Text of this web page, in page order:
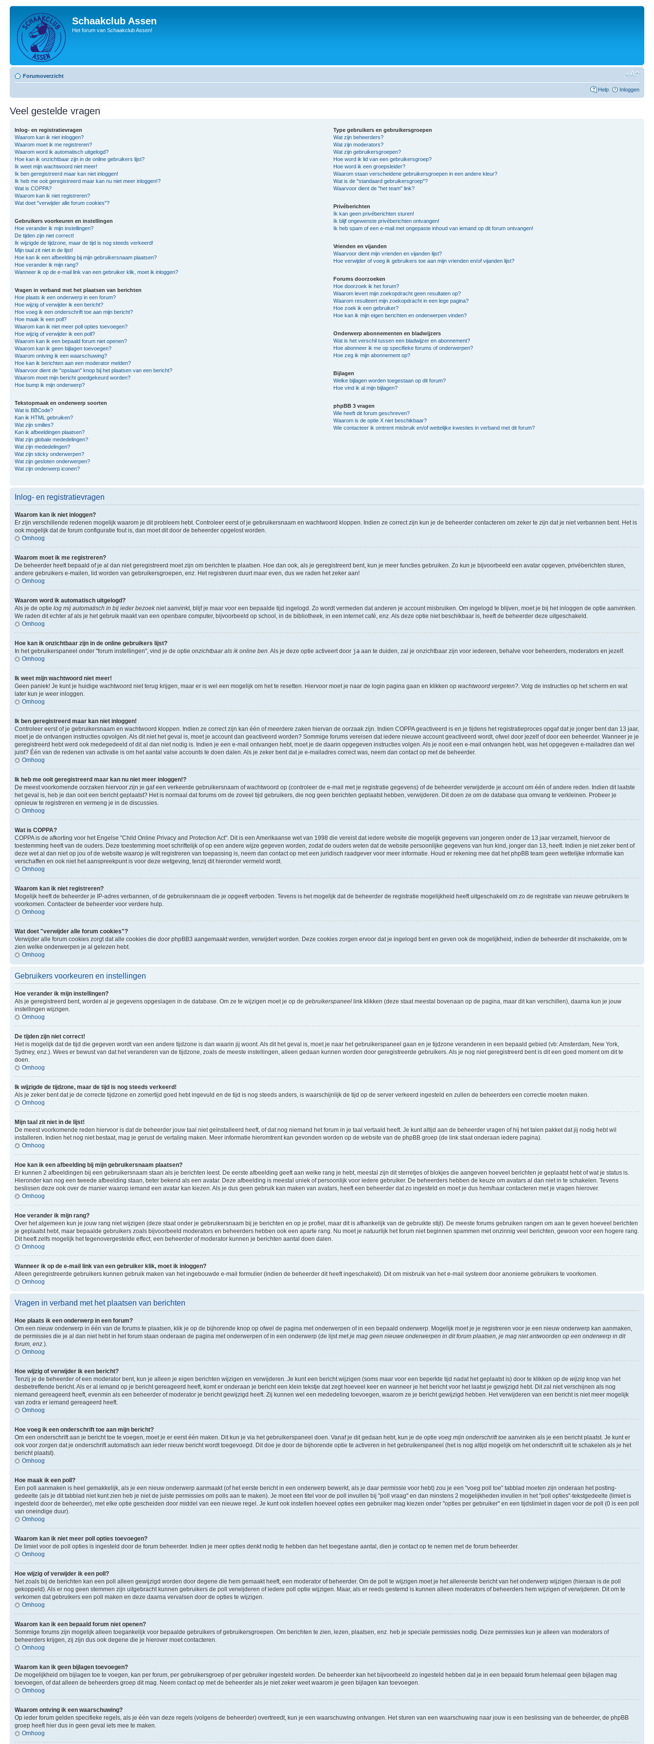
Schaakclub Assen
Het forum van Schaakclub Assen!
Forumoverzicht
Help Inloggen
Veel gestelde vragen
Inlog- en registratievragen
Waarom kan ik niet inloggen?
Waarom moet ik me registreren?
Waarom word ik automatisch uitgelogd?
Hoe kan ik onzichtbaar zijn in de online gebruikers lijst?
Ik weet mijn wachtwoord niet meer!
Ik ben geregistreerd maar kan niet inloggen!
Ik heb me ooit geregistreerd maar kan nu niet meer inloggen!?
Wat is COPPA?
Waarom kan ik niet registreren?
Wat doet "verwijder alle forum cookies"?
Gebruikers voorkeuren en instellingen
Hoe verander ik mijn instellingen?
De tijden zijn niet correct!
Ik wijzigde de tijdzone, maar de tijd is nog steeds verkeerd!
Mijn taal zit niet in de lijst!
Hoe kan ik een afbeelding bij mijn gebruikersnaam plaatsen?
Hoe verander ik mijn rang?
Wanneer ik op de e-mail link van een gebruiker klik, moet ik inloggen?
Vragen in verband met het plaatsen van berichten
Hoe plaats ik een onderwerp in een forum?
Hoe wijzig of verwijder ik een bericht?
Hoe voeg ik een onderschrift toe aan mijn bericht?
Hoe maak ik een poll?
Waarom kan ik niet meer poll opties toevoegen?
Hoe wijzig of verwijder ik een poll?
Waarom kan ik een bepaald forum niet openen?
Waarom kan ik geen bijlagen toevoegen?
Waarom ontving ik een waarschuwing?
Hoe kan ik berichten aan een moderator melden?
Waarvoor dient de "opslaan" knop bij het plaatsen van een bericht?
Waarom moet mijn bericht goedgekeurd worden?
Hoe bump ik mijn onderwerp?
Tekstopmaak en onderwerp soorten
Wat is BBCode?
Kan ik HTML gebruiken?
Wat zijn smilies?
Kan ik afbeeldingen plaatsen?
Wat zijn globale mededelingen?
Wat zijn mededelingen?
Wat zijn sticky onderwerpen?
Wat zijn gesloten onderwerpen?
Wat zijn onderwerp iconen?
Type gebruikers en gebruikersgroepen
Wat zijn beheerders?
Wat zijn moderators?
Wat zijn gebruikersgroepen?
Hoe word ik lid van een gebruikersgroep?
Hoe word ik een groepsleider?
Waarom staan verscheidene gebruikersgroepen in een andere kleur?
Wat is de "standaard gebruikersgroep"?
Waarvoor dient de "het team" link?
Privéberichten
Ik kan geen privéberichten sturen!
Ik blijf ongewenste privéberichten ontvangen!
Ik heb spam of een e-mail met ongepaste inhoud van iemand op dit forum ontvangen!
Vrienden en vijanden
Waarvoor dient mijn vrienden en vijanden lijst?
Hoe verwijder of voeg ik gebruikers toe aan mijn vrienden en/of vijanden lijst?
Forums doorzoeken
Hoe doorzoek ik het forum?
Waarom levert mijn zoekopdracht geen resultaten op?
Waarom resulteert mijn zoekopdracht in een lege pagina?
Hoe zoek ik een gebruiker?
Hoe kan ik mijn eigen berichten en onderwerpen vinden?
Onderwerp abonnementen en bladwijzers
Wat is het verschil tussen een bladwijzer en abonnement?
Hoe abonneer ik me op specifieke forums of onderwerpen?
Hoe zeg ik mijn abonnement op?
Bijlagen
Welke bijlagen worden toegestaan op dit forum?
Hoe vind ik al mijn bijlagen?
phpBB 3 vragen
Wie heeft dit forum geschreven?
Waarom is de optie X niet beschikbaar?
Wie contacteer ik omtrent misbruik en/of wettelijke kwesties in verband met dit forum?
Inlog- en registratievragen
Waarom kan ik niet inloggen?
Er zijn verschillende redenen mogelijk waarom je dit probleem hebt. Controleer eerst of je gebruikersnaam en wachtwoord kloppen. Indien ze correct zijn kun je de beheerder contacteren om zeker te zijn dat je niet verbannen bent. Het is
ook mogelijk dat de forum configuratie fout is, dan moet dit door de beheerder opgelost worden.
Omhoog
Waarom moet ik me registreren?
De beheerder heeft bepaald of je al dan niet geregistreerd moet zijn om berichten te plaatsen. Hoe dan ook, als je geregistreerd bent, kun je meer functies gebruiken. Zo kun je bijvoorbeeld een avatar opgeven, privéberichten sturen,
andere gebruikers e-mailen, lid worden van gebruikersgroepen, enz. Het registreren duurt maar even, dus we raden het zeker aan!
Omhoog
Waarom word ik automatisch uitgelogd?
Als je de optie log mij automatisch in bij ieder bezoekniet aanvinkt, blijf je maar voor een bepaalde tijd ingelogd. Zo wordt vermeden dat anderen je account misbruiken. Om ingelogd te blijven, moet je bij het inloggen de optie aanvinken.
We raden dit echter af als je het gebruik maakt van een openbare computer, bijvoorbeeld op school, in de bibliotheek, in een internet café, enz. Als deze optie niet beschikbaar is, heeft de beheerder deze uitgeschakeld.
Omhoog
Hoe kan ik onzichtbaar zijn in de online gebruikers lijst?
In het gebruikerspaneel onder "forum instellingen", vind je de optie onzichtbaar als ik online ben. Als je deze optie activeert door ja aan te duiden, zal je onzichtbaar zijn voor iedereen, behalve voor beheerders, moderators en jezelf.
Omhoog
Ik weet mijn wachtwoord niet meer!
Geen paniek! Je kunt je huidige wachtwoord niet terug krijgen, maar er is wel een mogelijk om het te resetten. Hiervoor moet je naar de login pagina gaan en klikken op wachtwoord vergeten?. Volg de instructies op het scherm en wat
later kun je weer inloggen.
Omhoog
Ik ben geregistreerd maar kan niet inloggen!
Controleer eerst of je gebruikersnaam en wachtwoord kloppen. Indien ze correct zijn kan één of meerdere zaken hiervan de oorzaak zijn. Indien COPPA geactiveerd is en je tijdens het registratieproces opgaf dat je jonger bent dan 13 jaar,
moet je de ontvangen instructies opvolgen. Als dit niet het geval is, moet je account dan geactiveerd worden? Sommige forums vereisen dat iedere nieuwe account geactiveerd wordt, ofwel door jezelf of door een beheerder. Wanneer je je
geregistreerd hebt werd ook medegedeeld of dit al dan niet nodig is. Indien je een e-mail ontvangen hebt, moet je de daarin opgegeven instructies volgen. Als je nooit een e-mail ontvangen hebt, was het opgegeven e-mailadres dan wel
juist? Één van de redenen van activatie is om het aantal valse accounts te doen dalen. Als je zeker bent dat je e-mailadres correct was, neem dan contact op met de beheerder.
Omhoog
Ik heb me ooit geregistreerd maar kan nu niet meer inloggen!?
De meest voorkomende oorzaken hiervoor zijn je gaf een verkeerde gebruikersnaam of wachtwoord op (controleer de e-mail met je registratie gegevens) of de beheerder verwijderde je account om één of andere reden. Indien dit laatste
het geval is, heb je dan ooit een bericht geplaatst? Het is normaal dat forums om de zoveel tijd gebruikers, die nog geen berichten geplaatst hebben, verwijderen. Dit doen ze om de database qua omvang te verkleinen. Probeer je
opnieuw te registreren en vermeng je in de discussies.
Omhoog
Wat is COPPA?
COPPA is de afkorting voor het Engelse "Child Online Privacy and Protection Act". Dit is een Amerikaanse wet van 1998 die vereist dat iedere website die mogelijk gegevens van jongeren onder de 13 jaar verzamelt, hiervoor de
toestemming heeft van de ouders. Deze toestemming moet schriftelijk of op een andere wijze gegeven worden, zodat de ouders weten dat de website persoonlijke gegevens van hun kind, jonger dan 13, heeft. Indien je niet zeker bent of
deze wet al dan niet op jou of de website waarop je wilt registreren van toepassing is, neem dan contact op met een juridisch raadgever voor meer informatie. Houd er rekening mee dat het phpBB team geen wettelijke informatie kan
verschaffen en ook niet het aanspreekpunt is voor deze wetgeving, tenzij dit hieronder vermeld wordt.
Omhoog
Waarom kan ik niet registreren?
Mogelijk heeft de beheerder je IP-adres verbannen, of de gebruikersnaam die je opgeeft verboden. Tevens is het mogelijk dat de beheerder de registratie mogelijkheid heeft uitgeschakeld om zo de registratie van nieuwe gebruikers te
voorkomen. Contacteer de beheerder voor verdere hulp.
Omhoog
Wat doet "verwijder alle forum cookies"?
Verwijder alle forum cookies zorgt dat alle cookies die door phpBB3 aangemaakt werden, verwijdert worden. Deze cookies zorgen ervoor dat je ingelogd bent en geven ook de mogelijkheid, indien de beheerder dit inschakelde, om te
zien welke onderwerpen je al gelezen hebt.
Omhoog
Gebruikers voorkeuren en instellingen
Hoe verander ik mijn instellingen?
Als je geregistreerd bent, worden al je gegevens opgeslagen in de database. Om ze te wijzigen moet je op de gebruikerspaneel link klikken (deze staat meestal bovenaan op de pagina, maar dit kan verschillen), daarna kun je jouw
instellingen wijzigen.
Omhoog
De tijden zijn niet correct!
Het is mogelijk dat de tijd die gegeven wordt van een andere tijdzone is dan waarin jij woont. Als dit het geval is, moet je naar het gebruikerspaneel gaan en je tijdzone veranderen in een bepaald gebied (vb: Amsterdam, New York,
Sydney, enz.). Wees er bewust van dat het veranderen van de tijdzone, zoals de meeste instellingen, alleen gedaan kunnen worden door geregistreerde gebruikers. Als je nog niet geregistreerd bent is dit een goed moment om dit te
doen.
Omhoog
Ik wijzigde de tijdzone, maar de tijd is nog steeds verkeerd!
Als je zeker bent dat je de correcte tijdzone en zomertijd goed hebt ingevuld en de tijd is nog steeds anders, is waarschijnlijk de tijd op de server verkeerd ingesteld en zullen de beheerders een correctie moeten maken.
Omhoog
Mijn taal zit niet in de lijst!
De meest voorkomende reden hiervoor is dat de beheerder jouw taal niet geïnstalleerd heeft, of dat nog niemand het forum in je taal vertaald heeft. Je kunt altijd aan de beheerder vragen of hij het talen pakket dat jij nodig hebt wil
installeren. Indien het nog niet bestaat, mag je gerust de vertaling maken. Meer informatie hieromtrent kan gevonden worden op de website van de phpBB groep (de link staat onderaan iedere pagina).
Omhoog
Hoe kan ik een afbeelding bij mijn gebruikersnaam plaatsen?
Er kunnen 2 afbeeldingen bij een gebruikersnaam staan als je berichten leest. De eerste afbeelding geeft aan welke rang je hebt, meestal zijn dit sterretjes of blokjes die aangeven hoeveel berichten je geplaatst hebt of wat je status is.
Hieronder kan nog een tweede afbeelding staan, beter bekend als een avatar. Deze afbeelding is meestal uniek of persoonlijk voor iedere gebruiker. De beheerders hebben de keuze om avatars al dan niet in te schakelen. Tevens
beslissen deze ook over de manier waarop iemand een avatar kan kiezen. Als je dus geen gebruik kan maken van avatars, heeft een beheerder dat zo ingesteld en moet je dus hem/haar contacteren met je vragen hierover.
Omhoog
Hoe verander ik mijn rang?
Over het algemeen kun je jouw rang niet wijzigen (deze staat onder je gebruikersnaam bij je berichten en op je profiel, maar dit is afhankelijk van de gebruikte stijl). De meeste forums gebruiken rangen om aan te geven hoeveel berichten
je geplaatst hebt, maar bepaalde gebruikers zoals bijvoorbeeld moderators en beheerders hebben ook een aparte rang. Nu moet je natuurlijk het forum niet beginnen spammen met onzinnig veel berichten, gewoon voor een hogere rang.
Dit heeft zelfs mogelijk het tegenovergestelde effect, een beheerder of moderator kunnen je berichten aantal doen dalen.
Omhoog
Wanneer ik op de e-mail link van een gebruiker klik, moet ik inloggen?
Alleen geregistreerde gebruikers kunnen gebruik maken van het ingebouwde e-mail formulier (indien de beheerder dit heeft ingeschakeld). Dit om misbruik van het e-mail systeem door anonieme gebruikers te voorkomen.
Omhoog
Vragen in verband met het plaatsen van berichten
Hoe plaats ik een onderwerp in een forum?
Om een nieuw onderwerp in één van de forums te plaatsen, klik je op de bijhorende knop op ofwel de pagina met onderwerpen of in een bepaald onderwerp. Mogelijk moet je je registreren voor je een nieuw onderwerp kan aanmaken,
de permissies die je al dan niet hebt in het forum staan onderaan de pagina met onderwerpen of in een onderwerp (de lijst metje mag geen nieuwe onderwerpen in dit forum plaatsen, je mag niet antwoorden op een onderwerp in dit
forum, enz.).
Omhoog
Hoe wijzig of verwijder ik een bericht?
Tenzij je de beheerder of een moderator bent, kun je alleen je eigen berichten wijzigen en verwijderen. Je kunt een bericht wijzigen (soms maar voor een beperkte tijd nadat het geplaatst is) door te klikken op de wijzig knop van het
desbetreffende bericht. Als er al iemand op je bericht gereageerd heeft, komt er onderaan je bericht een klein tekstje dat zegt hoeveel keer en wanneer je het bericht voor het laatst je gewijzigd hebt. Dit zal niet verschijnen als nog
niemand gereageerd heeft, evenmin als een beheerder of moderator je bericht gewijzigd heeft. Zij kunnen wel een mededeling toevoegen, waarom ze je bericht gewijzigd hebben. Het verwijderen van een bericht is niet meer mogelijk
van zodra er iemand gereageerd heeft.
Omhoog
Hoe voeg ik een onderschrift toe aan mijn bericht?
Om een onderschrift aan je bericht toe te voegen, moet je er eerst één maken. Dit kun je via het gebruikerspaneel doen. Vanaf je dit gedaan hebt, kun je de optie voeg mijn onderschrift toe aanvinken als je een bericht plaatst. Je kunt er
ook voor zorgen dat je onderschrift automatisch aan ieder nieuw bericht wordt toegevoegd. Dit doe je door de bijhorende optie te activeren in het gebruikerspaneel (het is nog altijd mogelijk om het onderschrift uit te schakelen als je het
bericht plaatst).
Omhoog
Hoe maak ik een poll?
Een poll aanmaken is heel gemakkelijk, als je een nieuw onderwerp aanmaakt (of het eerste bericht in een onderwerp bewerkt, als je daar permissie voor hebt) zou je een "voeg poll toe" tabblad moeten zijn onderaan het posting-
gedeelte (als je dit tabblad niet kunt zien heb je niet de juiste permissies om polls aan te maken). Je moet een titel voor de poll invullen bij "poll vraag" en dan minstens 2 mogelijkheden invullen in het "poll opties"-tekstgedeelte (limiet is
ingesteld door de beheerder), met elke optie gescheiden door middel van een nieuwe regel. Je kunt ook instellen hoeveel opties een gebruiker mag kiezen onder "opties per gebruiker" en een tijdslimiet in dagen voor de poll (0 is een poll
van oneindige duur).
Omhoog
Waarom kan ik niet meer poll opties toevoegen?
De limiet voor de poll opties is ingesteld door de forum beheerder. Indien je meer opties denkt nodig te hebben dan het toegestane aantal, dien je contact op te nemen met de forum beheerder.
Omhoog
Hoe wijzig of verwijder ik een poll?
Net zoals bij de berichten kan een poll alleen gewijzigd worden door degene die hem gemaakt heeft, een moderator of beheerder. Om de poll te wijzigen moet je het allereerste bericht van het onderwerp wijzigen (hieraan is de poll
gekoppeld). Als er nog geen stemmen zijn uitgebracht kunnen gebruikers de poll verwijderen of iedere poll optie wijzigen. Maar, als er reeds gestemd is kunnen alleen moderators of beheerders hem wijzigen of verwijderen. Dit om te
verkomen dat gebruikers een poll maken en deze daarna vervalsen door de opties te wijzigen.
Omhoog
Waarom kan ik een bepaald forum niet openen?
Sommige forums zijn mogelijk alleen toegankelijk voor bepaalde gebruikers of gebruikersgroepen. Om berichten te zien, lezen, plaatsen, enz. heb je speciale permissies nodig. Deze permissies kun je alleen van moderators of
beheerders krijgen, zij zijn dus ook degene die je hierover moet contacteren.
Omhoog
Waarom kan ik geen bijlagen toevoegen?
De mogelijkheid om bijlagen toe te voegen, kan per forum, per gebruikersgroep of per gebruiker ingesteld worden. De beheerder kan het bijvoorbeeld zo ingesteld hebben dat je in een bepaald forum helemaal geen bijlagen mag
toevoegen, of dat alleen de beheerders groep dit mag. Neem contact op met de beheerder als je niet zeker weet waarom je geen bijlagen kan toevoegen.
Omhoog
Waarom ontving ik een waarschuwing?
Op ieder forum gelden specifieke regels, als je één van deze regels (volgens de beheerder) overtreedt, kun je een waarschuwing ontvangen. Het sturen van een waarschuwing naar jouw is een beslissing van de beheerder, de phpBB
groep heeft hier dus in geen geval iets mee te maken.
Omhoog